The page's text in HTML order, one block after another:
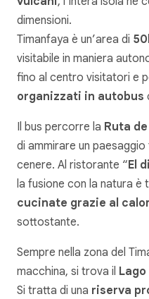
dimensioni.
Timanfaya è un’area di
visitabile in maniera
fino al centro visitatori e
organizzati in autobus
Il bus percorre la Ruta
di ammirare un
cenere. Al ristorante “El
la fusione con la natura
cucinate grazie al
sottostante.
Sempre nella zona del
macchina, si trova il
Si tratta di una riserva